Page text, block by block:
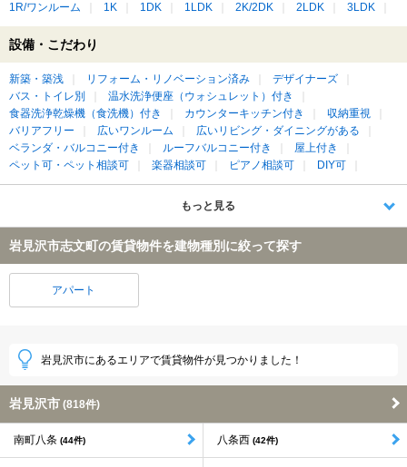
1R/ワンルーム 1K 1DK 1LDK 2K/2DK 2LDK 3LDK
設備・こだわり
新築・築浅 リフォーム・リノベーション済み
デザイナーズ
バス・トイレ別
温水洗浄便座（ウォシュレット）付き
食器洗浄乾燥機（食洗機）付き
カウンターキッチン付き
収納重視
バリアフリー
広いワンルーム
広いリビング・ダイニングがある
ベランダ・バルコニー付き
ルーフバルコニー付き
屋上付き
ペット可・ペット相談可
楽器相談可 ピアノ相談可 DIY可
もっと見る
岩見沢市志文町の賃貸物件を建物種別に絞って探す
アパート
岩見沢市にあるエリアで賃貸物件が見つかりました！
岩見沢市 (818件)
南町八条 (44件) 八条西 (42件)